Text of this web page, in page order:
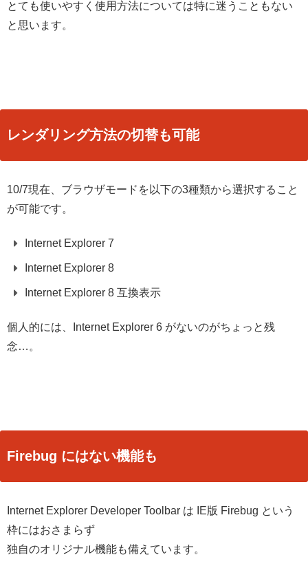
とても使いやすく使用方法については特に迷うこともない
と思います。
レンダリング方法の切替も可能
10/7現在、ブラウザモードを以下の3種類から選択すること
が可能です。
Internet Explorer 7
Internet Explorer 8
Internet Explorer 8 互換表示
個人的には、Internet Explorer 6 がないのがちょっと残
念…。
Firebug にはない機能も
Internet Explorer Developer Toolbar は IE版 Firebug という
枠にはおさまらず
独自のオリジナル機能も備えています。